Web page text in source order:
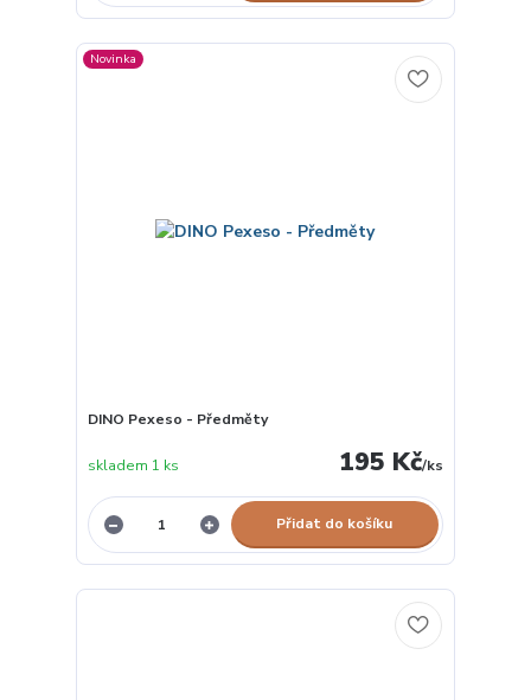
Novinka
DINO Pexeso - Předměty
195 Kč/ks
skladem 1 ks
Přidat do košíku